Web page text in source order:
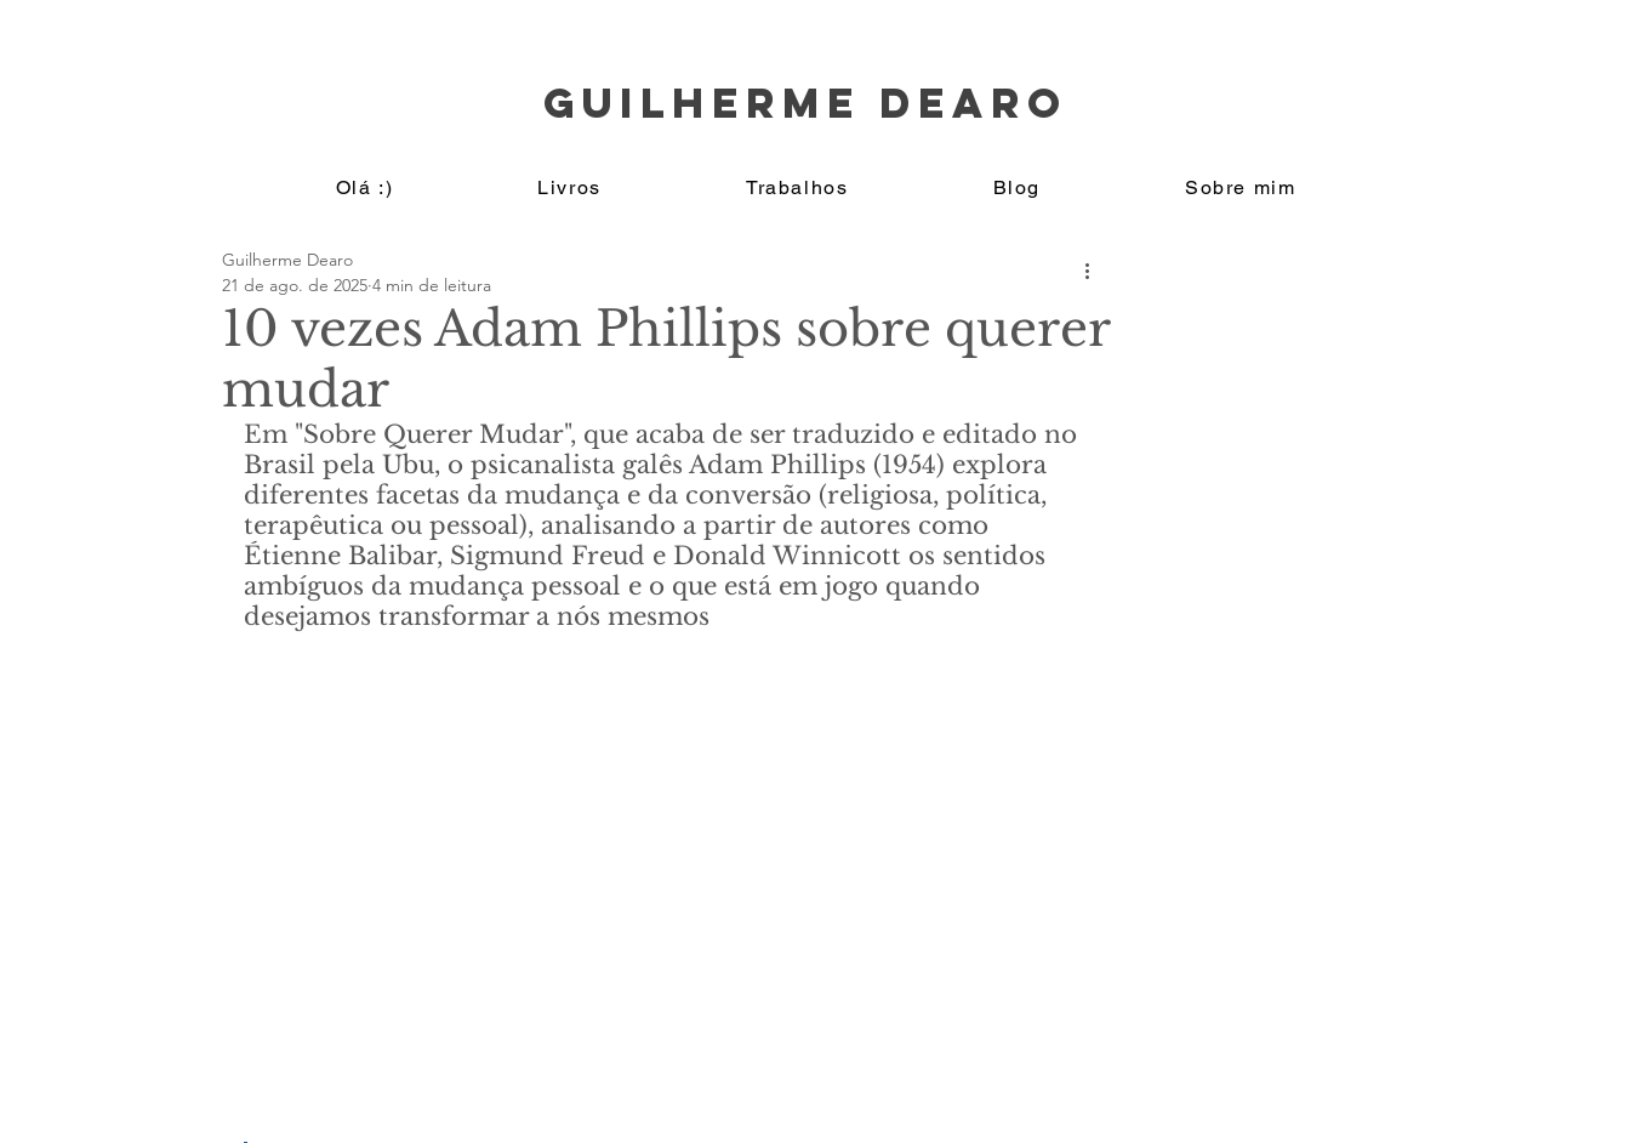
GUILHERME DEARO
Olá :) Livros Trabalhos Blog Sobre mim
10 vezes Adam Phillips sobre querer
mudar
Guilherme Dearo
21 de ago. de 2025 4 min de leitura
Em "Sobre Querer Mudar", que acaba de ser traduzido e editado no
Brasil pela Ubu, o psicanalista galês Adam Phillips (1954) explora
diferentes facetas da mudança e da conversão (religiosa, política,
terapêutica ou pessoal), analisando a partir de autores como
Étienne Balibar, Sigmund Freud e Donald Winnicott os sentidos
ambíguos da mudança pessoal e o que está em jogo quando
desejamos transformar a nós mesmos